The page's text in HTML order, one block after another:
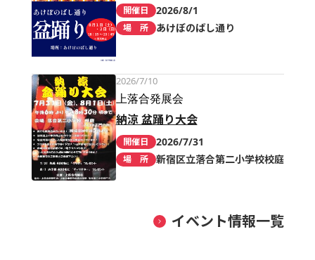
開催日 2026/8/1
場 所 あけぼのばし通り
2026/7/10
上落合発展会
納涼 盆踊り大会
開催日 2026/7/31
場 所 新宿区立落合第二小学校校庭
イベント情報一覧